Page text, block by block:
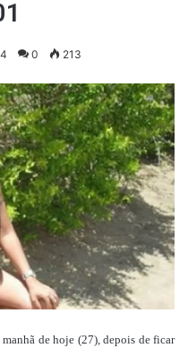
0 213
de hoje (27), depois de ficar